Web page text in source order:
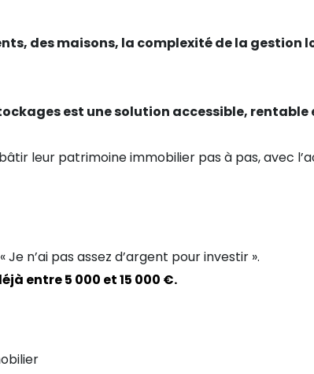
des maisons, la complexité de la gestion
est une solution accessible, rentable
leur patrimoine immobilier pas à pas, avec
n’ai pas assez d’argent pour investir ».
entre 5 000 et 15 000 €.